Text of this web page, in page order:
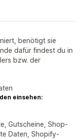
benötigt sie
dafür findest du in
bzw. der
einsehen:
Gutscheine, Shop-
Daten, Shopify-